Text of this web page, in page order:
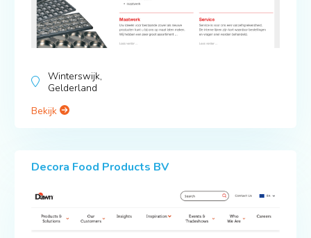
Winterswijk,
Gelderland
Bekijk
Decora Food Products BV